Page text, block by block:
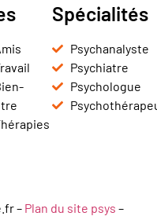
Spécialités
Psychanalyste
Psychiatre
Psychologue
– Plan du site psys –